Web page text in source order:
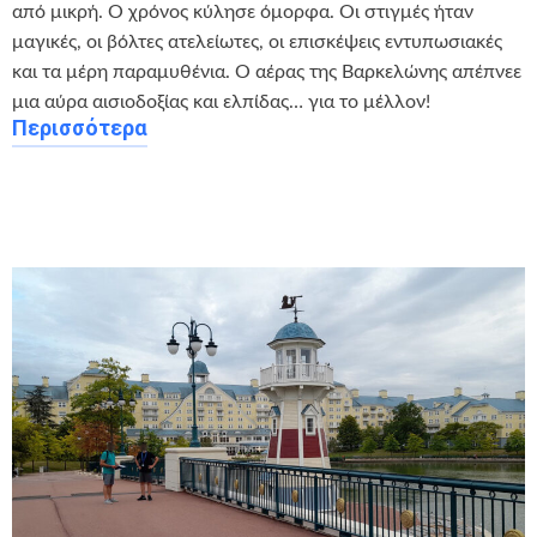
από μικρή. Ο χρόνος κύλησε όμορφα. Οι στιγμές ήταν
μαγικές, οι βόλτες ατελείωτες, οι επισκέψεις εντυπωσιακές
και τα μέρη παραμυθένια. Ο αέρας της Βαρκελώνης απέπνεε
μια αύρα αισιοδοξίας και ελπίδας… για το μέλλον!
Περισσότερα